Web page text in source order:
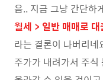
음.. 지금 그냥 간단하
월세 > 일반 매매로
라는 결론이 나버리네
주가가 내려가서 주